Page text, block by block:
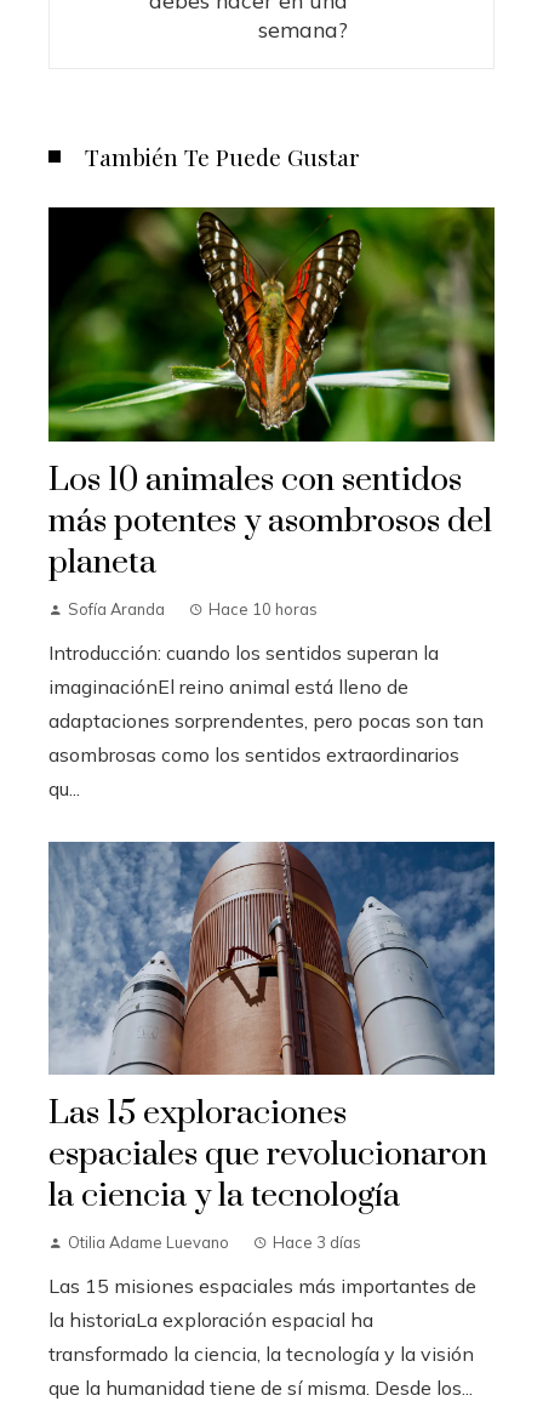
semana?
También Te Puede Gustar
Los 10 animales con sentidos
más potentes y asombrosos del
planeta
Sofía Aranda Hace 10 horas
Introducción: cuando los sentidos superan la
imaginaciónEl reino animal está lleno de
adaptaciones sorprendentes, pero pocas son tan
asombrosas como los sentidos extraordinarios
qu...
Las 15 exploraciones
espaciales que revolucionaron
la ciencia y la tecnología
Otilia Adame Luevano Hace 3 días
Las 15 misiones espaciales más importantes de
la historiaLa exploración espacial ha
transformado la ciencia, la tecnología y la visión
que la humanidad tiene de sí misma. Desde los...